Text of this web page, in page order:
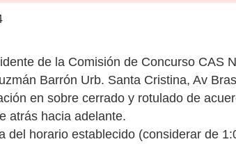
de la Comisión de Concurso CAS
Barrón Urb. Santa Cristina, Av
en sobre cerrado y rotulado de
atrás hacia adelante.
del horario establecido (considerar de